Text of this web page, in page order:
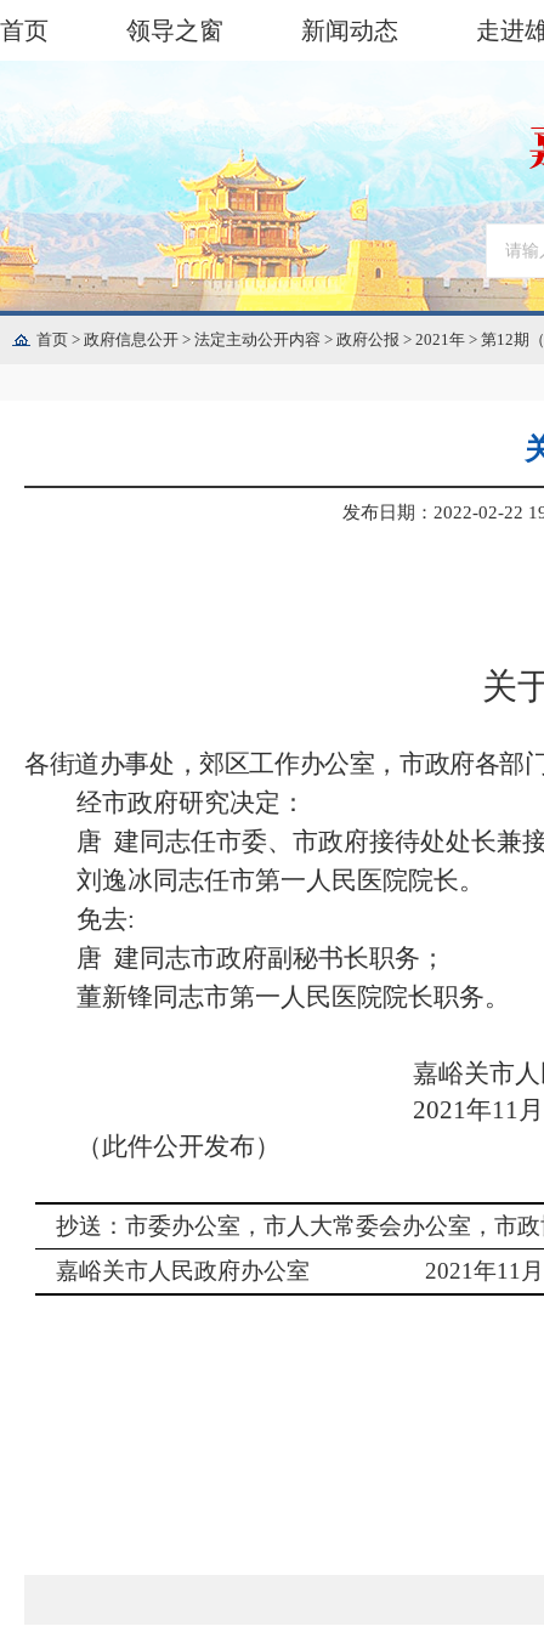
首页 领导之窗 新闻动态 走进
首页 > 政府信息公开 > 法定主动公开内容 > 政府公报 > 2021年 > 第12期
发布日期：2022-02-22
关
各街道办事处，郊区工作办公室，市政府各部
经市政府研究决定：
唐 建同志任市委、市政府接待处处长兼
刘逸冰同志任市第一人民医院院长。
免去:
唐 建同志市政府副秘书长职务；
董新锋同志市第一人民医院院长职务。
嘉峪关市
2021年11
（此件公开发布）
抄送：市委办公室，市人大常委会办公室，市
嘉峪关市人民政府办公室
2021年11 月